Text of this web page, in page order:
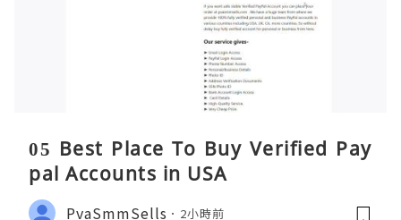
05 Best Place To Buy Verified Pay
pal Accounts in USA
PvaSmmSells 2小時前